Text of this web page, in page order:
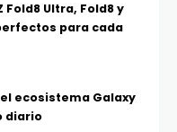
Fold8 Ultra, Fold8 y
para cada
ecosistema Galaxy
diario